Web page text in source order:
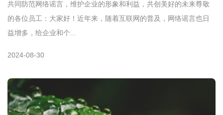
共同防范网络谣言，维护企业的形象和利益，共创美好的未来尊敬
的各位员工：大家好！近年来，随着互联网的普及，网络谣言也日
益增多，给企业和个...
2024-08-30